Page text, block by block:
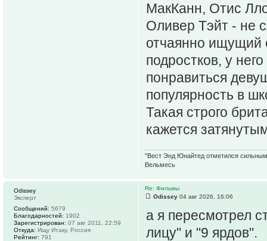
МакКанн, Отис
Оливер Тэйт - не
отчаянно ищущий
подростков, у
понравиться
популярность в
Такая строго
кажется
"Вест Энд Юнайтед отметился сильным
Вельмесь
Re: Фильмы
Odissey 04 авг 2026, 16:06
а я пересмотрел
лицу" и "9 ярдов".
Odissey
Эксперт
Сообщений: 5679
Благодарностей: 1902
Зарегистрирован: 07 авг 2011, 22:59
Откуда: Ищу Итаку, Россия
Рейтинг: 791